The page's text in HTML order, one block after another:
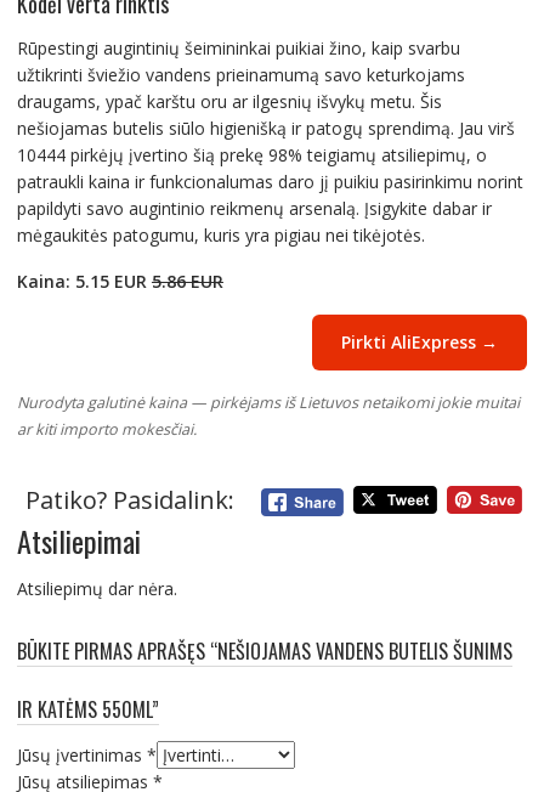
Rūpestingi augintinių šeimininkai puikiai žino, kaip svarbu
užtikrinti šviežio vandens prieinamumą savo keturkojams
draugams, ypač karštu oru ar ilgesnių išvykų metu. Šis
nešiojamas butelis siūlo higienišką ir patogų sprendimą. Jau virš
10444 pirkėjų įvertino šią prekę 98% teigiamų atsiliepimų, o
patraukli kaina ir funkcionalumas daro jį puikiu pasirinkimu norint
papildyti savo augintinio reikmenų arsenalą. Įsigykite dabar ir
mėgaukitės patogumu, kuris yra pigiau nei tikėjotės.
Kaina: 5.15 EUR 5.86 EUR
Pirkti AliExpress →
Nurodyta galutinė kaina — pirkėjams iš Lietuvos netaikomi jokie muitai
ar kiti importo mokesčiai.
Patiko? Pasidalink:
Atsiliepimai
Atsiliepimų dar nėra.
BŪKITE PIRMAS APRAŠĘS “NEŠIOJAMAS VANDENS BUTELIS ŠUNIMS
IR KATĖMS 550ML”
Jūsų įvertinimas *
Jūsų atsiliepimas *